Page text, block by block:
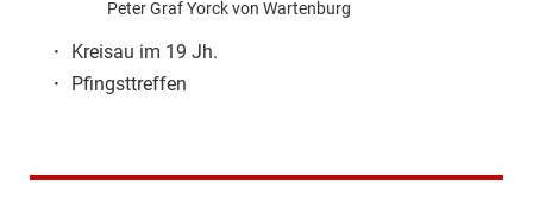
Peter Graf Yorck von Wartenburg
·
Kreisau im 19 Jh.
·
Pfingsttreffen